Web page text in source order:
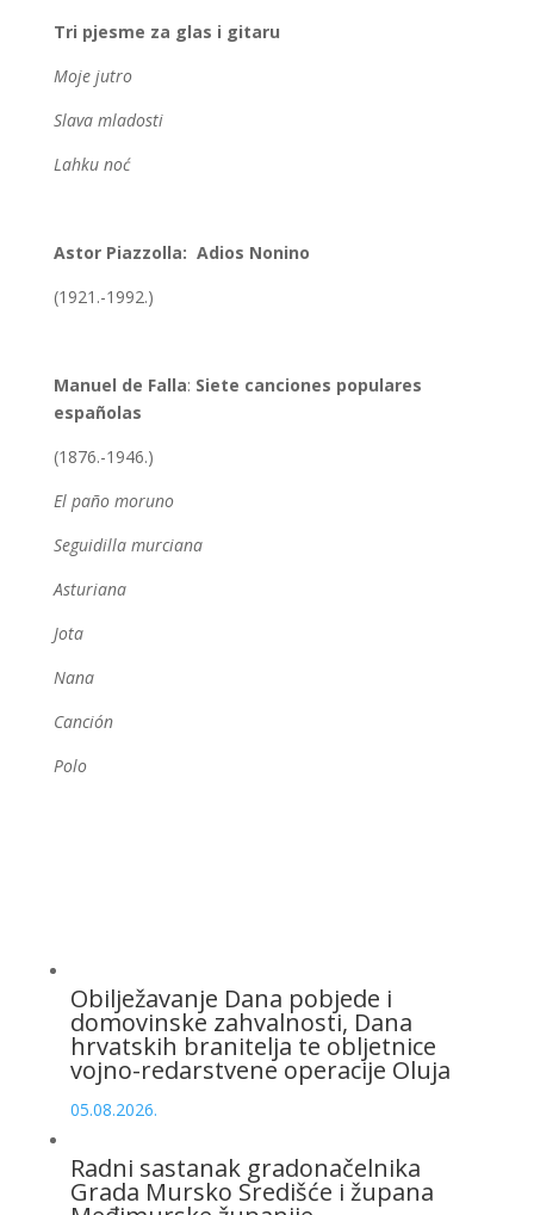
Tri pjesme za glas i gitaru
Moje jutro
Slava mladosti
Lahku noć
Astor Piazzolla: Adios Nonino
(1921.-1992.)
Manuel de Falla: Siete canciones populares
españolas
(1876.-1946.)
El paño moruno
Seguidilla murciana
Asturiana
Jota
Nana
Canción
Polo
Obilježavanje Dana pobjede i
domovinske zahvalnosti, Dana
hrvatskih branitelja te obljetnice
vojno-redarstvene operacije Oluja
05.08.2026.
Radni sastanak gradonačelnika
Grada Mursko Središće i župana